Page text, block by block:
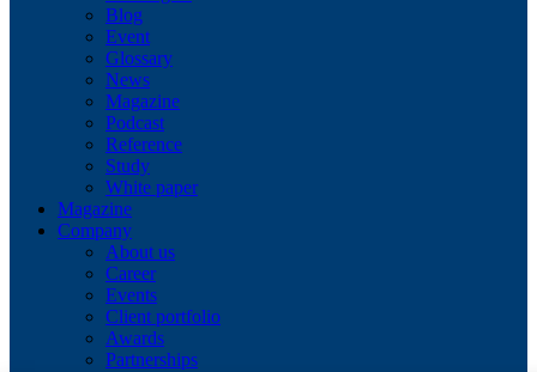
Blog
Event
Glossary
News
Magazine
Podcast
Reference
Study
White paper
Magazine
Company
About us
Career
Events
Client portfolio
Awards
Partnerships